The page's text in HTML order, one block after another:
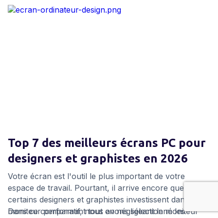
Top 7 des meilleurs écrans PC pour
designers et graphistes en 2026
Votre écran est l'outil le plus important de votre
espace de travail. Pourtant, il arrive encore que
certains designers et graphistes investissent dans un
moniteur performant tout en négligeant le moniteur
Dans ce comparatif, nous avons sélectionné les